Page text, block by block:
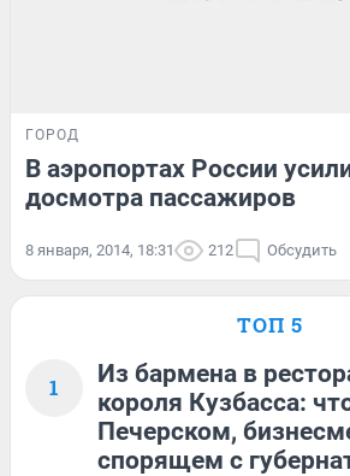
ГОРОД
В аэропортах России
досмотра пассажиров
8 января, 2014, 18:31 212 Обсудить
ТОП 5
1
Из бармена в
короля Кузбасса:
Печерском,
спорящем с